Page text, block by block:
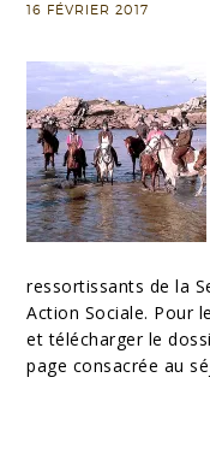
16 FÉVRIER 2017
ressortissants de la
Action Sociale. Pour
et télécharger le
page consacrée au